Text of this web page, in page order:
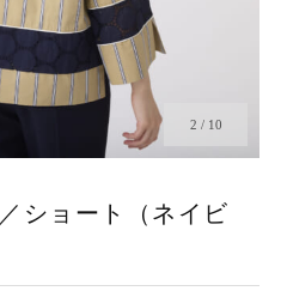
2 / 10
ショート（ネイビ